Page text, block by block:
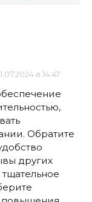
в 14:47
Обратите
других